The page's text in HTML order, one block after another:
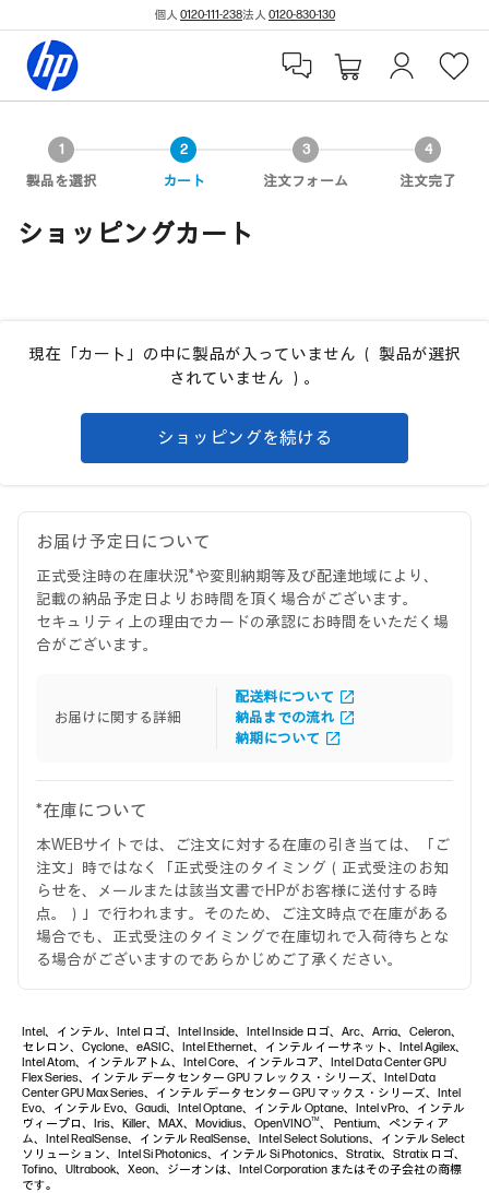
個人 0120-111-238法人 0120-830-130
製品を選択 カート 注文フォーム 注文完了
ショッピングカート
現在「カート」の中に製品が入っていません （ 製品が選択
されていません ）。
ショッピングを続ける
お届け予定日について
正式受注時の在庫状況*や変則納期等及び配達地域により、
記載の納品予定日よりお時間を頂く場合がございます。
セキュリティ上の理由でカードの承認にお時間をいただく場
合がございます。
お届けに関する詳細
配送料について
納品までの流れ
納期について
*在庫について
本WEBサイトでは、ご注文に対する在庫の引き当ては、「ご
注文」時ではなく「正式受注のタイミング（正式受注のお知
らせを、メールまたは該当文書でHPがお客様に送付する時
点。）」で行われます。そのため、ご注文時点で在庫がある
場合でも、正式受注のタイミングで在庫切れで入荷待ちとな
る場合がございますのであらかじめご了承ください。
Intel、インテル、Intel ロゴ、Intel Inside、Intel Inside ロゴ、Arc、Arria、Celeron、
セレロン、Cyclone、eASIC、Intel Ethernet、インテル イーサネット、Intel Agilex、
Intel Atom、インテルアトム、Intel Core、インテルコア、Intel Data Center GPU
Flex Series、インテル データセンター GPU フレックス・シリーズ、Intel Data
Center GPU Max Series、インテル データセンター GPU マックス・シリーズ、Intel
Evo、インテル Evo、Gaudi、Intel Optane、インテル Optane、Intel vPro、インテル
ヴィープロ、Iris、Killer、MAX、Movidius、OpenVINOTM、 Pentium、ペンティア
ム、Intel RealSense、インテル RealSense、Intel Select Solutions、インテル Select
ソリューション、Intel Si Photonics、インテル Si Photonics、Stratix、Stratix ロゴ、
Tofino、Ultrabook、Xeon、ジーオンは、Intel Corporation またはその子会社の商標
です。